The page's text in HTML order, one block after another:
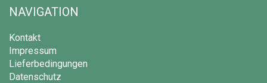
NAVIGATION
Kontakt
Impressum
Lieferbedingungen
Datenschutz